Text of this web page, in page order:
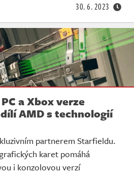
30. 6. 2023
a Xbox verze
AMD s technologií
partnerem Starfieldu.
karet pomáhá
i konzolovou verzí